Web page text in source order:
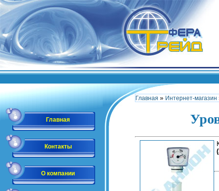
Главная
Контакты
О компании
Главная » Интернет-магазин